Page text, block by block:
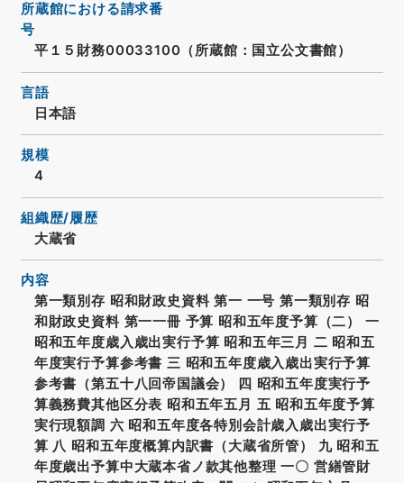
所蔵館における請求番
号
平１５財務00033100（所蔵館：国立公文書館）
言語
日本語
規模
4
組織歴/履歴
大蔵省
内容
第一類別存 昭和財政史資料 第一 一号 第一類別存 昭
和財政史資料 第一一冊 予算 昭和五年度予算（二） 一
昭和五年度歳入歳出実行予算 昭和五年三月 二 昭和五
年度実行予算参考書 三 昭和五年度歳入歳出実行予算
参考書（第五十八回帝国議会） 四 昭和五年度実行予
算義務費其他区分表 昭和五年五月 五 昭和五年度予算
実行現額調 六 昭和五年度各特別会計歳入歳出実行予
算 八 昭和五年度概算内訳書（大蔵省所管） 九 昭和五
年度歳出予算中大蔵本省ノ款其他整理 一〇 営繕管財